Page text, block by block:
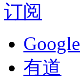
订阅
Google
有道